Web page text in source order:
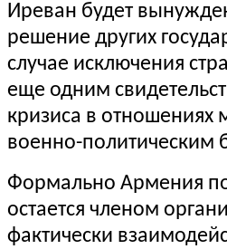
Иреван будет
решение других
случае исключения
еще одним
кризиса в
военно-политическим
Формально Армения
остается членом
фактически